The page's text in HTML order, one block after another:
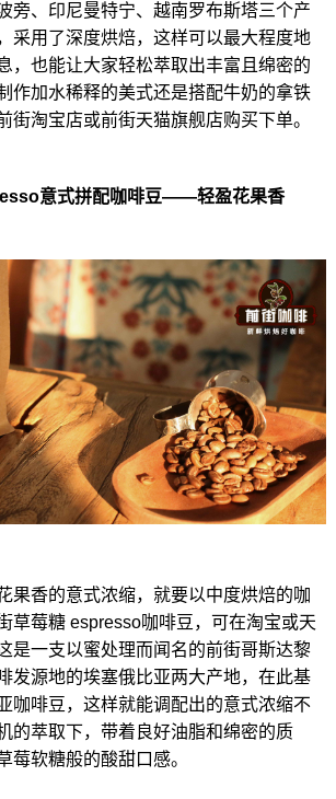
旁、印尼曼特宁、越南罗布斯塔三个产
采用了深度烘焙，这样可以最大程度地
，也能让大家轻松萃取出丰富且绵密的
作加水稀释的美式还是搭配牛奶的拿铁
街淘宝店或前街天猫旗舰店购买下单。
意式拼配咖啡豆——轻盈花果香
果香的意式浓缩，就要以中度烘焙的咖
草莓糖 espresso咖啡豆，可在淘宝或天
是一支以蜜处理而闻名的前街哥斯达黎
发源地的埃塞俄比亚两大产地，在此基
咖啡豆，这样就能调配出的意式浓缩不
的萃取下，带着良好油脂和绵密的质
莓软糖般的酸甜口感。